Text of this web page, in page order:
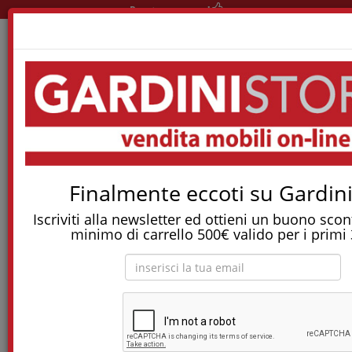
Finalmente eccoti su
Iscriviti alla newsletter ed ottieni un buono
minimo di carrello 500€ valido per i primi
Pronta consegna!
Materassi A Molle Indipendenti
Materasso Aura In Myform Antiacaro
Tostapane, tritatutto, aspirapolvere, friggitrice
e molti altri Elettrodomestici!
Materasso Aura in myform antiacaro